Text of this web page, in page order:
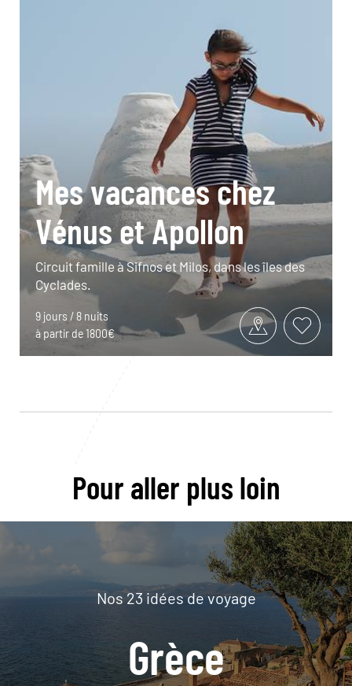
Mes vacances chez
Vénus et Apollon
Circuit famille à Sifnos et Milos, dans les îles des
Cyclades.
9 jours / 8 nuits
à partir de 1800€
Pour aller plus loin
Nos 23 idées de voyage
Grèce